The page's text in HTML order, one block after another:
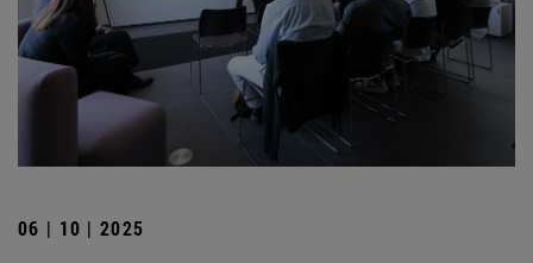
06 | 10 | 2025